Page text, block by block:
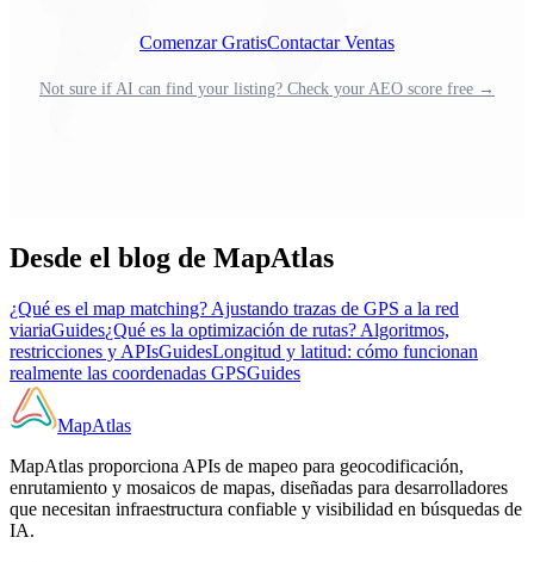
Comenzar GratisContactar Ventas
Not sure if AI can find your listing? Check your AEO score free →
Desde el blog de MapAtlas
¿Qué es el map matching? Ajustando trazas de GPS a la red
viariaGuides¿Qué es la optimización de rutas? Algoritmos,
restricciones y APIsGuidesLongitud y latitud: cómo funcionan
realmente las coordenadas GPSGuides
MapAtlas
MapAtlas proporciona APIs de mapeo para geocodificación,
enrutamiento y mosaicos de mapas, diseñadas para desarrolladores
que necesitan infraestructura confiable y visibilidad en búsquedas de
IA.